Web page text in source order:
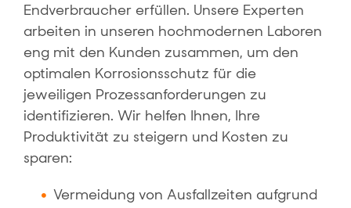
Endverbraucher erfüllen. Unsere Experten
arbeiten in unseren hochmodernen Laboren
eng mit den Kunden zusammen, um den
optimalen Korrosionsschutz für die
jeweiligen Prozessanforderungen zu
identifizieren. Wir helfen Ihnen, Ihre
Produktivität zu steigern und Kosten zu
sparen:
Vermeidung von Ausfallzeiten aufgrund